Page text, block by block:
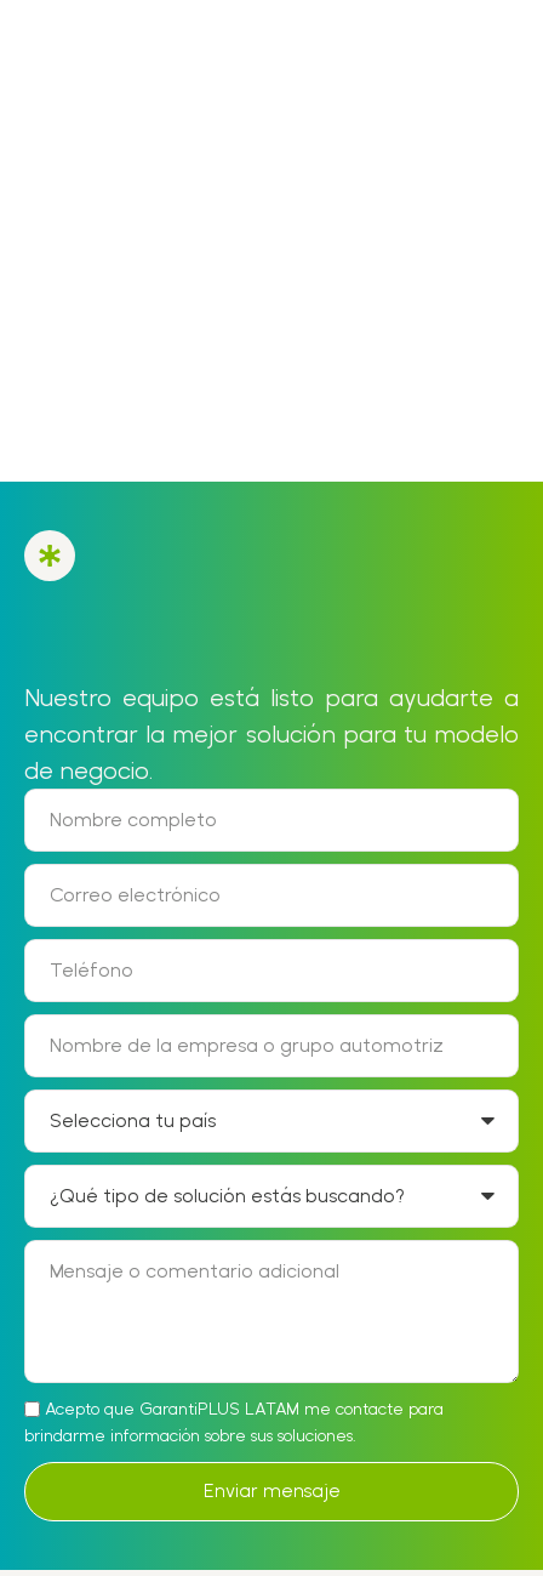
Nuestro equipo está listo para ayudarte a
encontrar la mejor solución para tu modelo
de negocio.
Acepto que GarantiPLUS LATAM me contacte para
brindarme información sobre sus soluciones.
Enviar mensaje